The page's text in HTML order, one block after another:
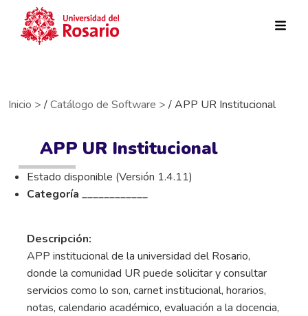
Inicio > /Catálogo de Software > / APP UR Institucional
APP UR Institucional
Estado disponible (Versión 1.4.11)
Categoría ____________
Descripción:
APP institucional de la universidad del Rosario,
donde la comunidad UR puede solicitar y consultar
servicios como lo son, carnet institucional, horarios,
notas, calendario académico, evaluación a la docencia,